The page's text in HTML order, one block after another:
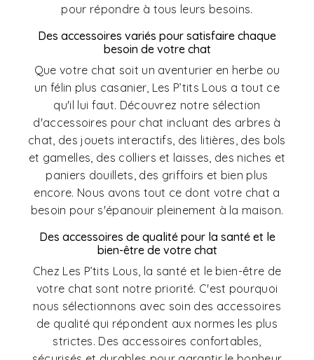
pour répondre à tous leurs besoins.
Des accessoires variés pour satisfaire chaque
besoin de votre chat
Que votre chat soit un aventurier en herbe ou
un félin plus casanier, Les P’tits Lous a tout ce
qu'il lui faut. Découvrez notre sélection
d'accessoires pour chat incluant des arbres à
chat, des jouets interactifs, des litières, des bols
et gamelles, des colliers et laisses, des niches et
paniers douillets, des griffoirs et bien plus
encore. Nous avons tout ce dont votre chat a
besoin pour s'épanouir pleinement à la maison.
Des accessoires de qualité pour la santé et le
bien-être de votre chat
Chez Les P’tits Lous, la santé et le bien-être de
votre chat sont notre priorité. C'est pourquoi
nous sélectionnons avec soin des accessoires
de qualité qui répondent aux normes les plus
strictes. Des accessoires confortables,